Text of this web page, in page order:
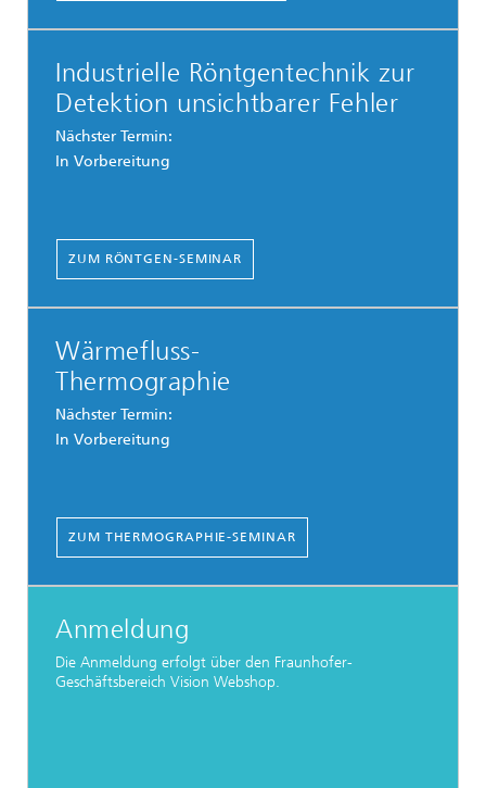
Industrielle Röntgentechnik zur
Detektion unsichtbarer Fehler
Nächster Termin:
In Vorbereitung
ZUM RÖNTGEN-SEMINAR
Wärmefluss-
Thermographie
Nächster Termin:
In Vorbereitung
ZUM THERMOGRAPHIE-SEMINAR
Anmeldung
Die Anmeldung erfolgt über den Fraunhofer-
Geschäftsbereich Vision Webshop.